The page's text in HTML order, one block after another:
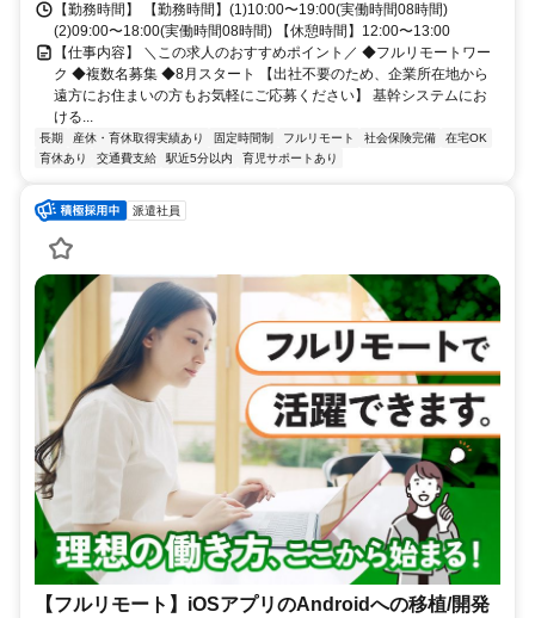
【勤務時間】 【勤務時間】(1)10:00〜19:00(実働時間08時間)
(2)09:00〜18:00(実働時間08時間) 【休憩時間】12:00〜13:00
【仕事内容】 ＼この求人のおすすめポイント／ ◆フルリモートワー
ク ◆複数名募集 ◆8月スタート 【出社不要のため、企業所在地から
遠方にお住まいの方もお気軽にご応募ください】 基幹システムにお
ける...
長期 産休・育休取得実績あり 固定時間制 フルリモート 社会保険完備
在宅OK
育休あり
交通費支給 駅近5分以内 育児サポートあり
派遣社員
【フルリモート】iOSアプリのAndroidへの移植/開発